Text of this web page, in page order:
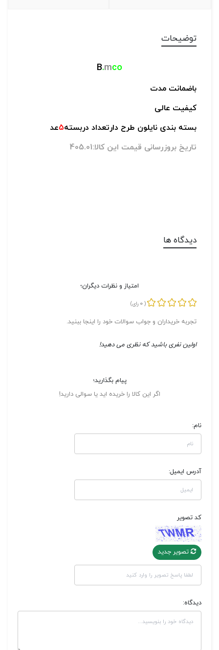
توضیحات
B.mco
باضمانت مدت
کیفیت عالی
بسته بندی نایلون طرح دارتعداد دربسته5عد
تاریخ بروزرسانی قیمت این کالا:405.01
دیدگاه ها
امتیاز و نظرات دیگران؛
(
0 رای)
تجربه خریداران و جواب سوالات خود را اینجا ببنید.
اولین نفری باشید که نظری می دهید!
پیام بگذارید؛
اگر این کالا را خریده اید یا سوالی دارید!
نام:
آدرس ایمیل:
کد تصویر
تصویر جدید
دیدگاه: